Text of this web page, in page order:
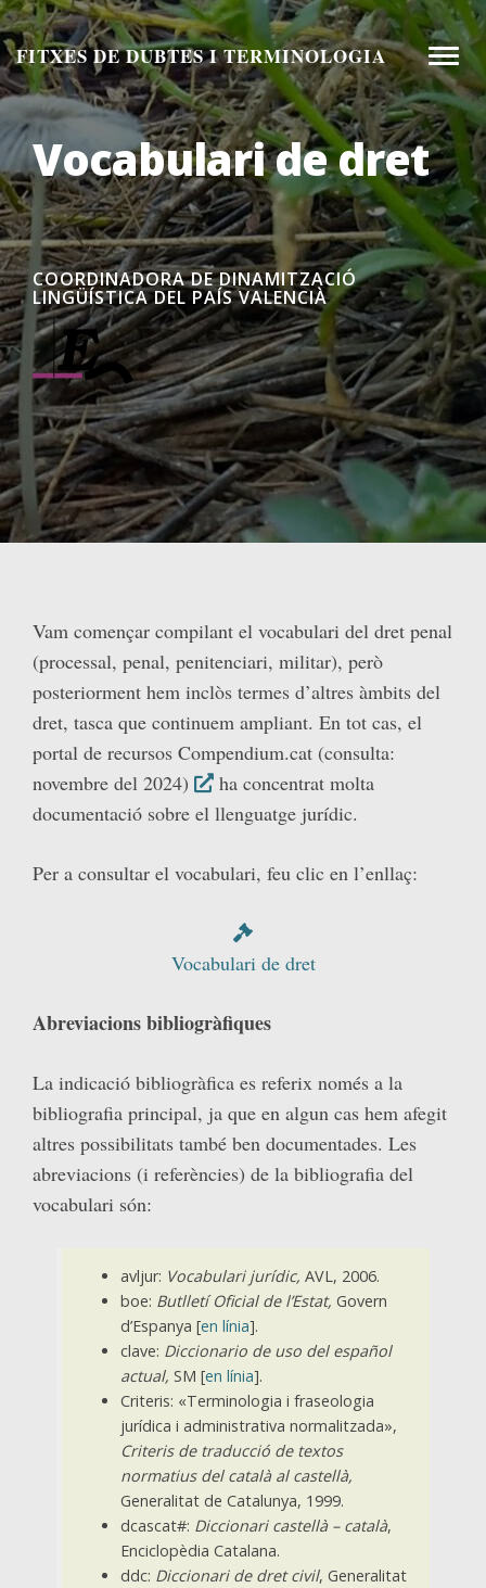
Aneu
al
contingut
Toggle
FITXES DE DUBTES I TERMINOLOGIA
Vocabulari de dret
COORDINADORA DE DINAMITZACIÓ
LINGÜÍSTICA DEL PAÍS VALENCIÀ
Vam començar compilant el vocabulari del dret penal
(processal, penal, penitenciari, militar), però
posteriorment hem inclòs termes d’altres àmbits del
dret, tasca que continuem ampliant. En tot cas, el
portal de recursos Compendium.cat (consulta:
novembre del 2024)
ha concentrat molta
documentació sobre el llenguatge jurídic.
Per a consultar el vocabulari, feu clic en l’enllaç:
Vocabulari de dret
Abreviacions bibliogràfiques
La indicació bibliogràfica es referix només a la
bibliografia principal, ja que en algun cas hem afegit
altres possibilitats també ben documentades. Les
abreviacions (i referències) de la bibliografia del
vocabulari són:
avljur: Vocabulari jurídic, AVL, 2006.
boe: Butlletí Oficial de l’Estat, Govern
d’Espanya [en línia].
clave: Diccionario de uso del español
actual, SM [en línia].
Criteris: «Terminologia i fraseologia
jurídica i administrativa normalitzada»,
Criteris de traducció de textos
normatius del català al castellà,
Generalitat de Catalunya, 1999.
dcascat#: Diccionari castellà – català,
Enciclopèdia Catalana.
ddc: Diccionari de dret civil, Generalitat